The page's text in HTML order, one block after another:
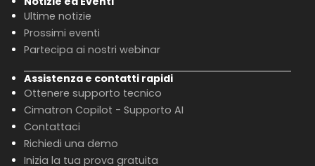
Ultime notizie
Prossimi eventi
Partecipa ai nostri webinar
Assistenza e contatti rapidi
Ottenere supporto tecnico
Cimatron Copilot - Supporto AI
Contattaci
Richiedi una demo
Inizia la tua prova gratuita